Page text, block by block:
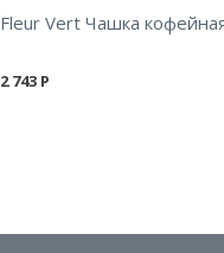
Fleur Vert Чашка
2 743 Р